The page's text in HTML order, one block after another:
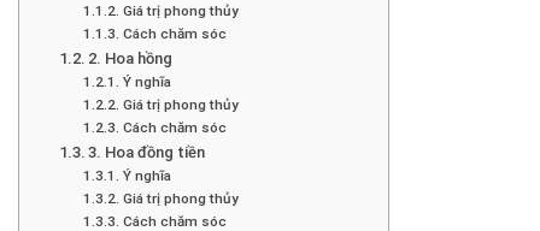
Giá trị phong thủy
Cách chăm sóc
2. Hoa hồng
Ý nghĩa
Giá trị phong thủy
Cách chăm sóc
3. Hoa đồng tiền
Ý nghĩa
Giá trị phong thủy
Cách chăm sóc